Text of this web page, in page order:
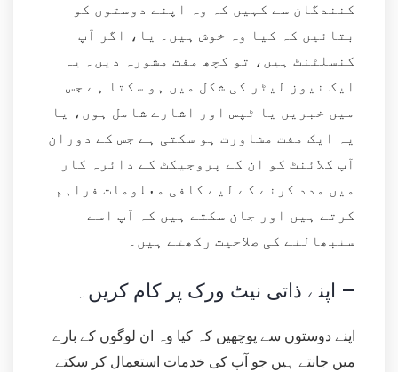
کنندگان سے کہیں کہ وہ اپنے دوستوں کو
بتائیں کہ کیا وہ خوش ہیں۔ یا، اگر آپ
کنسلٹنٹ ہیں، تو کچھ مفت مشورہ دیں۔ یہ
ایک نیوز لیٹر کی شکل میں ہو سکتا ہے جس
میں خبریں یا ٹپس اور اشارے شامل ہوں، یا
یہ ایک مفت مشاورت ہو سکتی ہے جس کے دوران
آپ کلائنٹ کو ان کے پروجیکٹ کے دائرہ کار
میں مدد کرنے کے لیے کافی معلومات فراہم
کرتے ہیں اور جان سکتے ہیں کہ آپ اسے
سنبھالنے کی صلاحیت رکھتے ہیں۔
اپنے ذاتی نیٹ ورک پر کام کریں۔ –
اپنے دوستوں سے پوچھیں کہ کیا وہ ان لوگوں کے بارے
میں جانتے ہیں جو آپ کی خدمات استعمال کر سکتے